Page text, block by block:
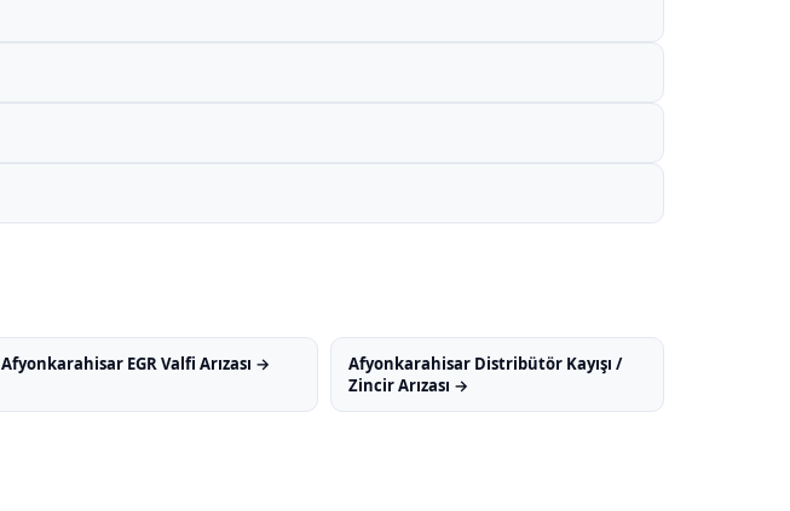
Afyonkarahisar EGR Valfi Arızası →
Afyonkarahisar Distribütör Kayışı /
Zincir Arızası →